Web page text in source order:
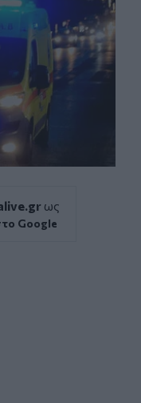
ως
Google